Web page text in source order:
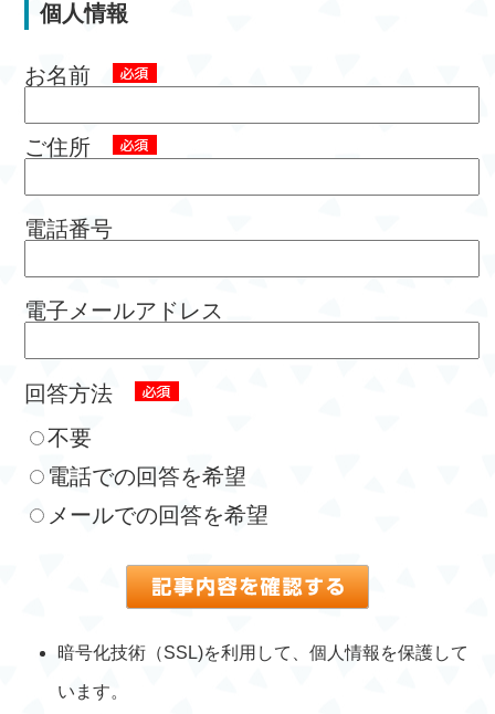
個人情報
お名前
ご住所
電話番号
電子メールアドレス
回答方法
不要
電話での回答を希望
メールでの回答を希望
暗号化技術（SSL)を利用して、個人情報を保護して
います。